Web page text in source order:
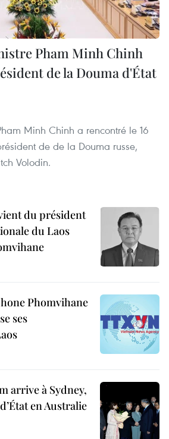
Pham Minh Chinh
de la Douma d'État
Minh Chinh a rencontré le 16
de de la Douma russe,
Volodin.
du président
du Laos
Phomvihane
ses
arrive à Sydney,
en Australie